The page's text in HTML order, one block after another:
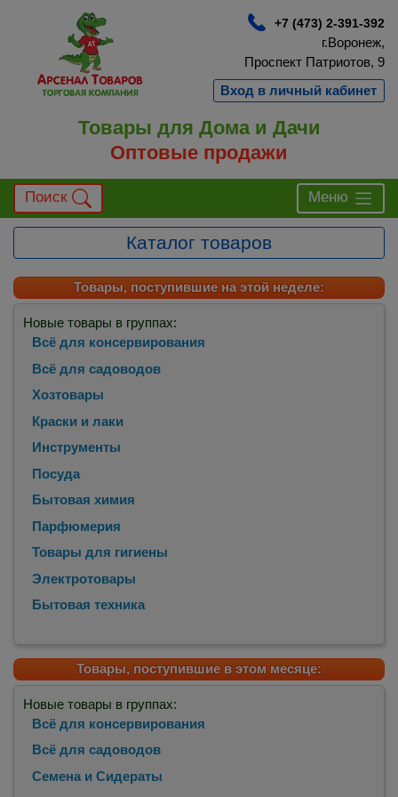
+7 (473) 2-391-392
г.Воронеж,
Проспект Патриотов, 9
Вход в личный кабинет
Товары для Дома и Дачи
Оптовые продажи
Поиск Меню
Каталог товаров
Товары, поступившие на этой неделе:
Новые товары в группах:
Всё для консервирования
Всё для садоводов
Хозтовары
Краски и лаки
Инструменты
Посуда
Бытовая химия
Парфюмерия
Товары для гигиены
Электротовары
Бытовая техника
Товары, поступившие в этом месяце:
Новые товары в группах:
Всё для консервирования
Всё для садоводов
Семена и Сидераты